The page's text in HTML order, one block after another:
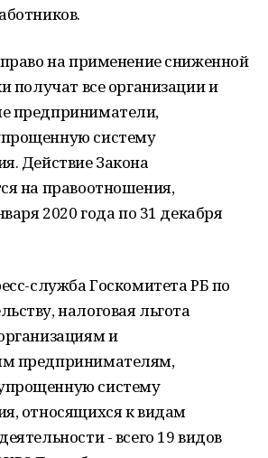
на применение сниженной
получат все организации и
предприниматели,
систему
Действие Закона
на правоотношения,
2020 года по 31 декабря
служба Госкомитета РБ по
налоговая льгота
и
предпринимателям,
систему
относящихся к видам
- всего 19 видов